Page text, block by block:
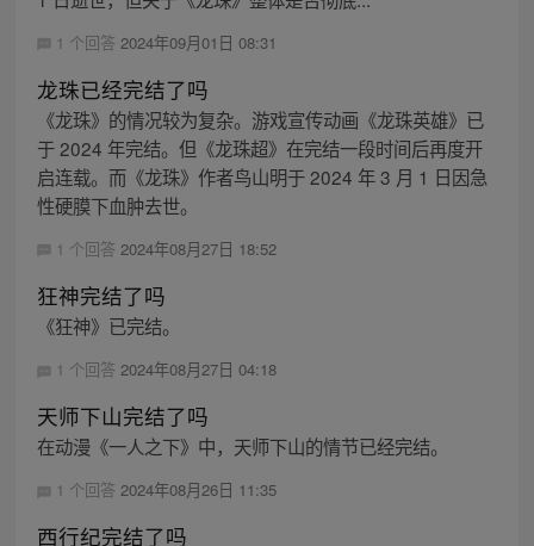
1 个回答 2024年09月01日 08:31
龙珠已经完结了吗
《龙珠》的情况较为复杂。游戏宣传动画《龙珠英雄》已
于 2024 年完结。但《龙珠超》在完结一段时间后再度开
启连载。而《龙珠》作者鸟山明于 2024 年 3 月 1 日因急
性硬膜下血肿去世。
1 个回答 2024年08月27日 18:52
狂神完结了吗
《狂神》已完结。
1 个回答 2024年08月27日 04:18
天师下山完结了吗
在动漫《一人之下》中，天师下山的情节已经完结。
1 个回答 2024年08月26日 11:35
西行纪完结了吗